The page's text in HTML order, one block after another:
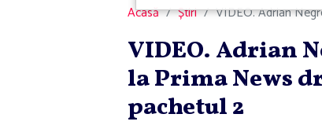
Acasă Știri VIDEO. Adrian
VIDEO. Adrian
la Prima News
pachetul 2